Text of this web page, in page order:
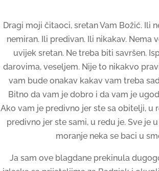
Dragi moji čitaoci, sretan Vam Božić. Ili
nemiran. Ili predivan. Ili nikakav. Nema
uvijek sretan. Ne treba biti savršen.
darovima, veseljem. Nije to nikakvo
vam bude onakav kakav vam treba
Bitno da vam je dobro i da vam je
Ako vam je predivno jer ste sa obitelji, u
predivno jer ste sami, u redu je. Sve je
moranje neka se baci u
Ja sam ove blagdane prekinula